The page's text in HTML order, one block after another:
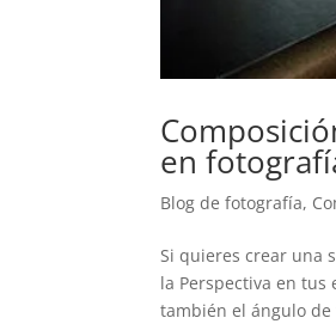
en
Blog de fotografía,
Si quieres crear una
la Perspectiva en
también el ángulo